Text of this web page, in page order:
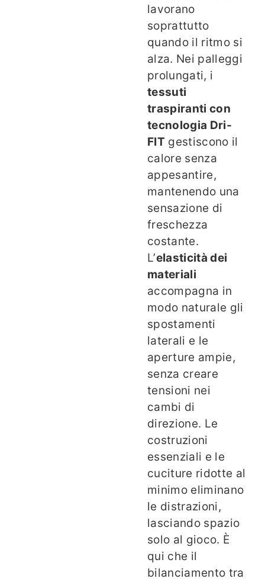
lavorano
soprattutto
quando il ritmo si
alza. Nei palleggi
prolungati, i
tessuti
traspiranti con
tecnologia Dri-
FIT gestiscono il
calore senza
appesantire,
mantenendo una
sensazione di
freschezza
costante.
L’elasticità dei
materiali
accompagna in
modo naturale gli
spostamenti
laterali e le
aperture ampie,
senza creare
tensioni nei
cambi di
direzione. Le
costruzioni
essenziali e le
cuciture ridotte al
minimo eliminano
le distrazioni,
lasciando spazio
solo al gioco. È
qui che il
bilanciamento tra